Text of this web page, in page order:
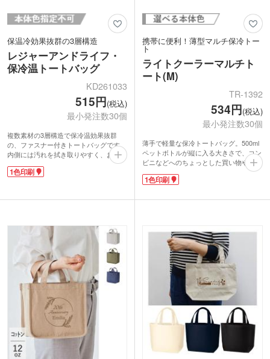
保温冷効果抜群の3層構造
レジャーアンドライフ・
保冷温トートバッグ
KD261033
515円(税込)
最小発注数30個
複数素材の3層構造で保冷温効果抜群
の、ファスナー付きトートバッグです。
内側には汚れを拭き取りやすく、お手入
れが簡単なPEVA素材を採用。外側はポ
リエステル600デニールで丈夫なつくり
マチ付きタイプで、500mlペットボトル
ポケット部分へ1色印刷で名入れが可
能。日常使いからレジャーまで幅広く活
躍するアイテムです。
1色印刷
携帯に便利！薄型マルチ保冷トー
ト
ライトクーラーマルチト
ート(M)
TR-1392
534円(税込)
最小発注数30個
薄手で軽量な保冷トートバッグ。500ml
ペットボトルが縦に入る大きさで、コン
ビニなどへのちょっとした買い物や、夏
場の大きめランチバッグとしておすすめ
です。両サイドのポケットはスマホや折
はベロ付きのファスナー仕様で開閉しや
て、オリジナリティ溢れる販促品に。食
品メーカーやスーパーのノベルティ、キ
ャンペーンに最適です。
1色印刷